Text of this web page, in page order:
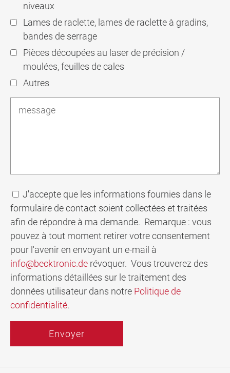
niveaux
Lames de raclette, lames de raclette à gradins,
bandes de serrage
Pièces découpées au laser de précision /
moulées, feuilles de cales
Autres
J'accepte que les informations fournies dans le
formulaire de contact soient collectées et traitées
afin de répondre à ma demande. Remarque : vous
pouvez à tout moment retirer votre consentement
pour l'avenir en envoyant un e-mail à
info@becktronic.de révoquer. Vous trouverez des
informations détaillées sur le traitement des
données utilisateur dans notre Politique de
confidentialité.